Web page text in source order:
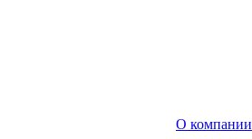
О компании